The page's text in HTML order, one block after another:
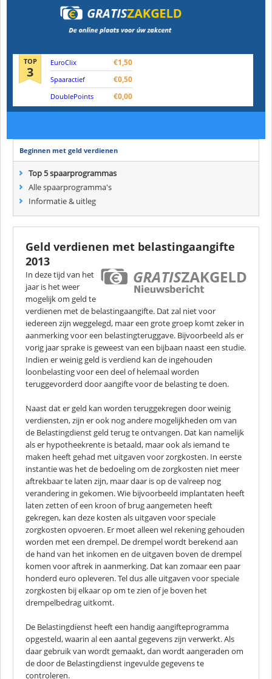
TOP
3
EuroClix €1,50
Spaaractief €0,50
DoublePoints €0,00
Beginnen met geld verdienen
Top 5 spaarprogrammas
Alle spaarprogramma's
Informatie & uitleg
Geld verdienen met belastingaangifte
2013
In deze tijd van het
jaar is het weer
mogelijk om geld te
verdienen met de belastingaangifte. Dat zal niet voor
iedereen zijn weggelegd, maar een grote groep komt zeker in
aanmerking voor een belastingteruggave. Bijvoorbeeld als er
vorig jaar sprake is geweest van een bijbaan naast een studie.
Indien er weinig geld is verdiend kan de ingehouden
loonbelasting voor een deel of helemaal worden
teruggevorderd door aangifte voor de belasting te doen.
Naast dat er geld kan worden teruggekregen door weinig
verdiensten, zijn er ook nog andere mogelijkheden om van
de Belastingdienst geld terug te ontvangen. Dat kan namelijk
als er hypotheekrente is betaald, maar ook als iemand te
maken heeft gehad met uitgaven voor zorgkosten. In eerste
instantie was het de bedoeling om de zorgkosten niet meer
aftrekbaar te laten zijn, maar daar is op de valreep nog
verandering in gekomen. Wie bijvoorbeeld implantaten heeft
laten zetten of een kroon of brug aangemeten heeft
gekregen, kan deze kosten als uitgaven voor speciale
zorgkosten opvoeren. Er moet alleen wel rekening gehouden
worden met een drempel. De drempel wordt berekend aan
de hand van het inkomen en de uitgaven boven de drempel
komen voor aftrek in aanmerking. Dat kan zomaar een paar
honderd euro opleveren. Tel dus alle uitgaven voor speciale
zorgkosten bij elkaar op om te zien of je boven het
drempelbedrag uitkomt.
De Belastingdienst heeft een handig aangifteprogramma
opgesteld, waarin al een aantal gegevens zijn verwerkt. Als
daar gebruik van wordt gemaakt, dan wordt aangeraden om
de door de Belastingdienst ingevulde gegevens te
controleren.